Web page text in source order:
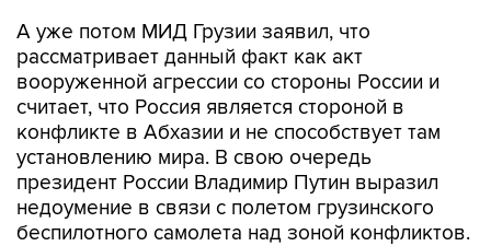
А уже потом МИД Грузии заявил, что
рассматривает данный факт как акт
вооруженной агрессии со стороны России и
считает, что Россия является стороной в
конфликте в Абхазии и не способствует там
установлению мира. В свою очередь
президент России Владимир Путин выразил
недоумение в связи с полетом грузинского
беспилотного самолета над зоной конфликтов.